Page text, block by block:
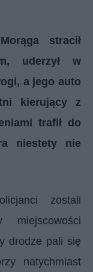
stracił
uderzył w
a jego auto
kierujący z
trafił do
niestety nie
zostali
drodze pali się
natychmiast